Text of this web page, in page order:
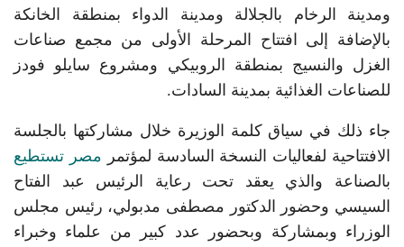
ومدينة الرخام بالجلالة ومدينة الدواء بمنطقة الخانكة
بالإضافة إلى افتتاح المرحلة الأولى من مجمع صناعات
الغزل والنسيج بمنطقة الروبيكي ومشروع سايلو فودز
للصناعات الغذائية بمدينة السادات.
جاء ذلك في سياق كلمة الوزيرة خلال مشاركتها بالجلسة
الافتتاحية لفعاليات النسخة السادسة لمؤتمر مصر تستطيع
بالصناعة والذي يعقد تحت رعاية الرئيس عبد الفتاح
السيسي وحضور الدكتور مصطفى مدبولي، رئيس مجلس
الوزراء وبمشاركة وبحضور عدد كبير من علماء وخبراء